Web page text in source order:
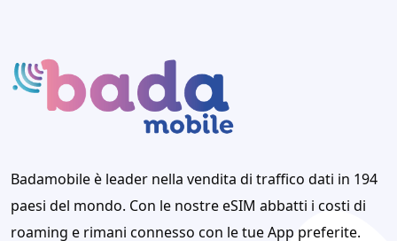
Badamobile è leader nella vendita di traffico dati in 194
paesi del mondo. Con le nostre eSIM abbatti i costi di
roaming e rimani connesso con le tue App preferite.